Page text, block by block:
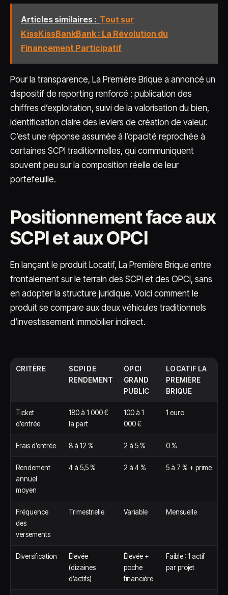
Articles similaires : Tout sur
KissKissBankBank : La Révolution du
Financement Participatif
Pour la transparence, La Première Brique a annoncé un
dispositif de reporting renforcé : publication des
chiffres d’exploitation, suivi de la valorisation du bien,
identification claire des leviers de création de valeur.
C’est une réponse assumée à l’opacité reprochée à
certaines SCPI traditionnelles, qui communiquent
souvent peu sur la composition réelle de leur
portefeuille.
Positionnement face aux
SCPI et aux OPCI
En lançant le produit Locatif, La Première Brique entre
frontalement sur le terrain des SCPI et des OPCI, sans
en adopter la structure juridique. Voici comment le
produit se compare aux deux véhicules traditionnels
d’investissement immobilier indirect.
CRITÈRE
SCPI DE
RENDEMENT
OPCI
GRAND
PUBLIC
LOCATIF LA
PREMIÈRE
BRIQUE
Ticket
d’entrée
180 à 1 000 €
la part
100 à 1
000 €
1 euro
Frais d’entrée 8 à 12 % 2 à 5 % 0 %
Rendement
annuel
moyen
4 à 5,5 % 2 à 4 % 5 à 7 % + prime
Fréquence
des
versements
Trimestrielle Variable Mensuelle
Diversification
Élevée
(dizaines
d’actifs)
Élevée +
poche
financière
Faible : 1 actif
par projet